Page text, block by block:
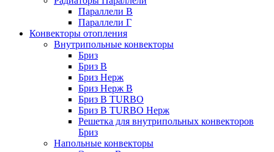
Параллели В
Параллели Г
Конвекторы отопления
Внутрипольные конвекторы
Бриз
Бриз В
Бриз Нерж
Бриз Нерж В
Бриз В TURBO
Бриз В TURBO Нерж
Решетка для внутрипольных конвекторов
Бриз
Напольные конвекторы